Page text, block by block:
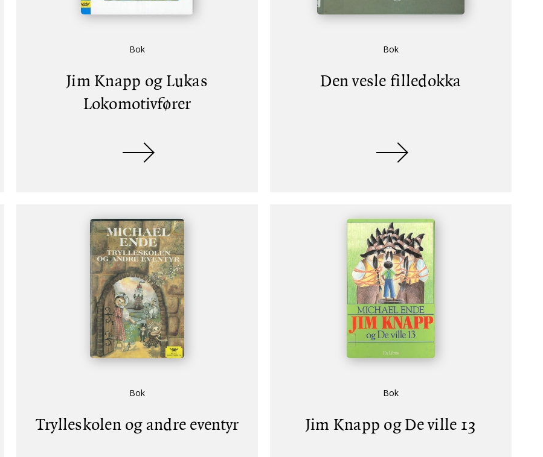
Bok
Jim Knapp og Lukas
Lokomotivfører
Bok
Den vesle filledokka
Bok
Trylleskolen og andre eventyr
Bok
Jim Knapp og De ville 13